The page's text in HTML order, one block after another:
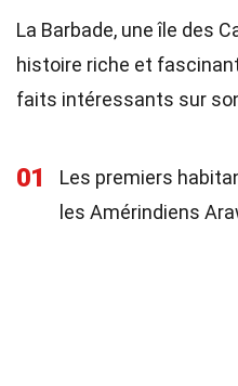
La Barbade, une île des
histoire riche et
faits intéressants sur
01
Les premiers
les Amérindiens